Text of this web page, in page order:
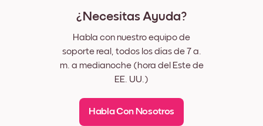
¿Necesitas Ayuda?
Habla con nuestro equipo de
soporte real, todos los días de 7 a.
m. a medianoche (hora del Este de
EE. UU.)
Habla Con Nosotros